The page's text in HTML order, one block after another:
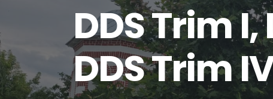
DDS Trim I,
DDS Trim